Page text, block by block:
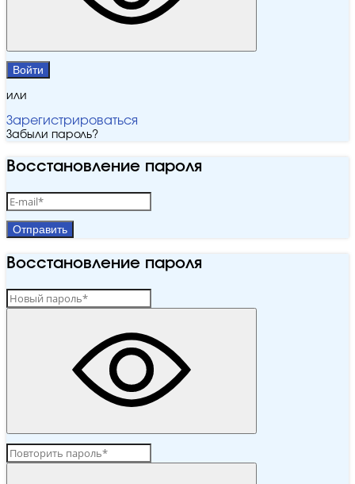
Войти
или
Зарегистрироваться
Забыли пароль?
Восстановление пароля
Отправить
Восстановление пароля